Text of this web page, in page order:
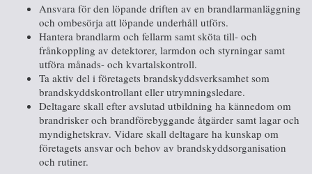
Ansvara för den löpande driften av en brandlarmanläggning
och ombesörja att löpande underhåll utförs.
Hantera brandlarm och fellarm samt sköta till- och
frånkoppling av detektorer, larmdon och styrningar samt
utföra månads- och kvartalskontroll.
Ta aktiv del i företagets brandskyddsverksamhet som
brandskyddskontrollant eller utrymningsledare.
Deltagare skall efter avslutad utbildning ha kännedom om
brandrisker och brandförebyggande åtgärder samt lagar och
myndighetskrav. Vidare skall deltagare ha kunskap om
företagets ansvar och behov av brandskyddsorganisation
och rutiner.